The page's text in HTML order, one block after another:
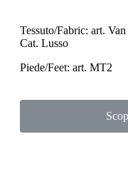
Tessuto/Fabric: art.
Cat. Lusso
Piede/Feet: art. MT2